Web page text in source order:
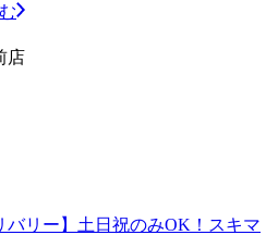
店
バリー】土日祝のみOK！スキマ